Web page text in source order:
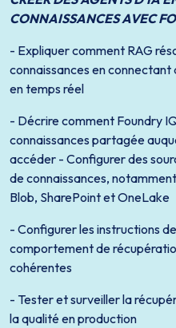
CONNAISSANCES AVEC
- Expliquer comment RAG
connaissances en
en temps réel
- Décrire comment Foundry
connaissances partagée
accéder - Configurer des
de connaissances,
Blob, SharePoint et OneLake
- Configurer les instructions
comportement de
cohérentes
- Tester et surveiller la
la qualité en production